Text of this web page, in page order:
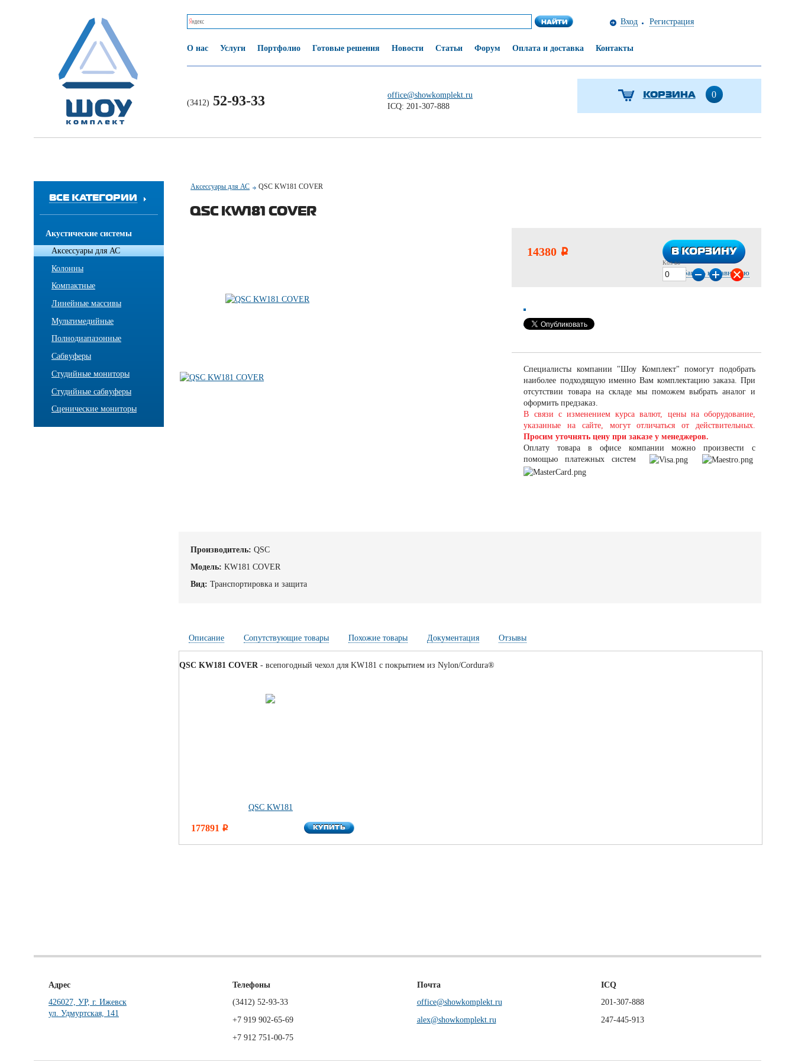
Вход Регистрация
О нас Услуги Портфолио Готовые решения Новости Статьи Форум Оплата и доставка Контакты
(3412) 52-93-33
office@showkomplekt.ru
ICQ: 201-307-888
КОРЗИНА 0
ВСЕ КАТЕГОРИИ
Акустические системы
Аксессуары для АС
Колонны
Компактные
Линейные массивы
Мультимедийные
Полнодиапазонные
Сабвуферы
Студийные мониторы
Студийные сабвуферы
Сценические мониторы
Аксессуары для АС QSC KW181 COVER
QSC KW181 COVER
14380 i В КОРЗИНУ
В КОРЗИНУ
Кол-во
Добавить к сравнению
Специалисты компании "Шоу Комплект" помогут подобрать
наиболее подходящую именно Вам комплектацию заказа. При
отсутствии товара на складе мы поможем выбрать аналог и
оформить предзаказ.
В связи с изменением курса валют, цены на оборудование,
указанные на сайте, могут отличаться от действительных.
Просим уточнять цену при заказе у менеджеров.
Оплату товара в офисе компании можно произвести с
помощью платежных систем
Производитель: QSC
Модель: KW181 COVER
Вид: Транспортировка и защита
Описание Сопутствующие товары Похожие товары Документация Отзывы
QSC KW181 COVER - всепогодный чехол для KW181 с покрытием из Nylon/Cordura®
QSC KW181
177891 i КУПИТЬ
КУПИТЬ
Адрес
426027, УР, г. Ижевск
ул. Удмуртская, 141
Телефоны
(3412) 52-93-33
+7 919 902-65-69
+7 912 751-00-75
Почта
office@showkomplekt.ru
alex@showkomplekt.ru
ICQ
201-307-888
247-445-913